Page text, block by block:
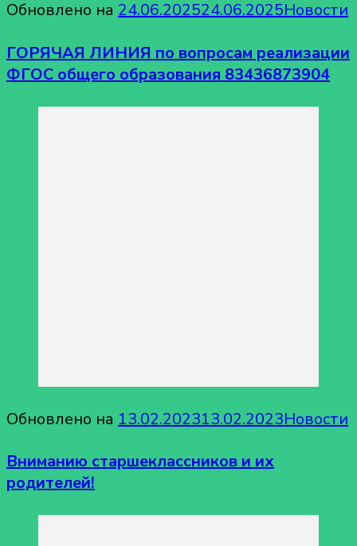
Обновлено на 24.06.202524.06.2025Новости
ГОРЯЧАЯ ЛИНИЯ по вопросам реализации
ФГОС общего образования 83436873904
Обновлено на 13.02.202313.02.2023Новости
Вниманию старшеклассников и их
родителей!